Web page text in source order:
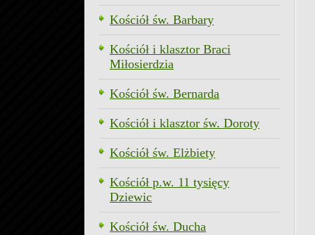
Kościół św. Barbary
Kościół i klasztor Braci
Miłosierdzia
Kościół św. Bernarda
Kościół i klasztor św. Doroty
Kościół św. Elżbiety
Kościół p.w. 11 tysięcy
Dziewic
Kościół św. Ducha